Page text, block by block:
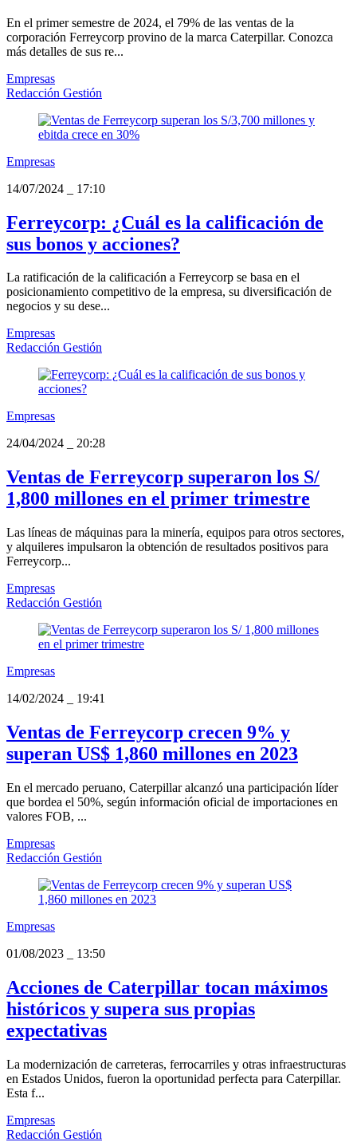
En el primer semestre de 2024, el 79% de las ventas de la
corporación Ferreycorp provino de la marca Caterpillar. Conozca
más detalles de sus re...
Empresas
Redacción Gestión
Empresas
14/07/2024
17:10
Ferreycorp: ¿Cuál es la calificación de
sus bonos y acciones?
La ratificación de la calificación a Ferreycorp se basa en el
posicionamiento competitivo de la empresa, su diversificación de
negocios y su dese...
Empresas
Redacción Gestión
Empresas
24/04/2024
20:28
Ventas de Ferreycorp superaron los S/
1,800 millones en el primer trimestre
Las líneas de máquinas para la minería, equipos para otros sectores,
y alquileres impulsaron la obtención de resultados positivos para
Ferreycorp...
Empresas
Redacción Gestión
Empresas
14/02/2024
19:41
Ventas de Ferreycorp crecen 9% y
superan US$ 1,860 millones en 2023
En el mercado peruano, Caterpillar alcanzó una participación líder
que bordea el 50%, según información oficial de importaciones en
valores FOB, ...
Empresas
Redacción Gestión
Empresas
01/08/2023
13:50
Acciones de Caterpillar tocan máximos
históricos y supera sus propias
expectativas
La modernización de carreteras, ferrocarriles y otras infraestructuras
en Estados Unidos, fueron la oportunidad perfecta para Caterpillar.
Esta f...
Empresas
Redacción Gestión